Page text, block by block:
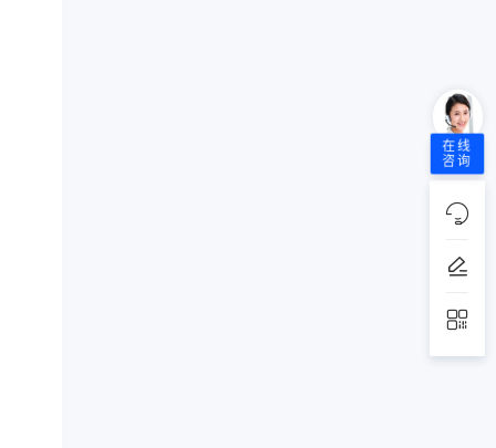
在线
咨询